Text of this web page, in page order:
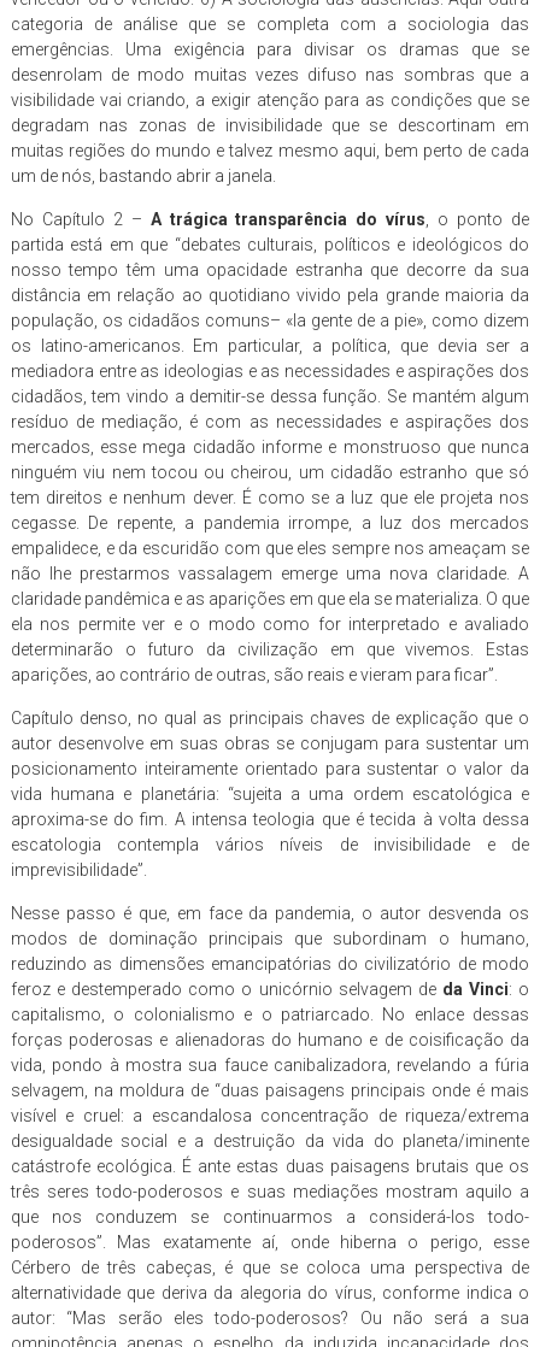
categoria de análise que se completa com a sociologia das
emergências. Uma exigência para divisar os dramas que se
desenrolam de modo muitas vezes difuso nas sombras que a
visibilidade vai criando, a exigir atenção para as condições que se
degradam nas zonas de invisibilidade que se descortinam em
muitas regiões do mundo e talvez mesmo aqui, bem perto de cada
um de nós, bastando abrir a janela.
No Capítulo 2 – A trágica transparência do vírus , o ponto de
partida está em que “debates culturais, políticos e ideológicos do
nosso tempo têm uma opacidade estranha que decorre da sua
distância em relação ao quotidiano vivido pela grande maioria da
população, os cidadãos comuns– «la gente de a pie», como dizem
os latino-americanos. Em particular, a política, que devia ser a
mediadora entre as ideologias e as necessidades e aspirações dos
cidadãos, tem vindo a demitir-se dessa função. Se mantém algum
resíduo de mediação, é com as necessidades e aspirações dos
mercados, esse mega cidadão informe e monstruoso que nunca
ninguém viu nem tocou ou cheirou, um cidadão estranho que só
tem direitos e nenhum dever. É como se a luz que ele projeta nos
cegasse. De repente, a pandemia irrompe, a luz dos mercados
empalidece, e da escuridão com que eles sempre nos ameaçam se
não lhe prestarmos vassalagem emerge uma nova claridade. A
claridade pandêmica e as aparições em que ela se materializa. O que
ela nos permite ver e o modo como for interpretado e avaliado
determinarão o futuro da civilização em que vivemos. Estas
aparições, ao contrário de outras, são reais e vieram para ficar”.
Capítulo denso, no qual as principais chaves de explicação que o
autor desenvolve em suas obras se conjugam para sustentar um
posicionamento inteiramente orientado para sustentar o valor da
vida humana e planetária: “sujeita a uma ordem escatológica e
aproxima-se do fim. A intensa teologia que é tecida à volta dessa
escatologia contempla vários níveis de invisibilidade e de
imprevisibilidade”.
Nesse passo é que, em face da pandemia, o autor desvenda os
modos de dominação principais que subordinam o humano,
reduzindo as dimensões emancipatórias do civilizatório de modo
feroz e destemperado como o unicórnio selvagem de da Vinci: o
capitalismo, o colonialismo e o patriarcado. No enlace dessas
forças poderosas e alienadoras do humano e de coisificação da
vida, pondo à mostra sua fauce canibalizadora, revelando a fúria
selvagem, na moldura de “duas paisagens principais onde é mais
visível e cruel: a escandalosa concentração de riqueza/extrema
desigualdade social e a destruição da vida do planeta/iminente
catástrofe ecológica. É ante estas duas paisagens brutais que os
três seres todo-poderosos e suas mediações mostram aquilo a
que nos conduzem se continuarmos a considerá-los todo-
poderosos”. Mas exatamente aí, onde hiberna o perigo, esse
Cérbero de três cabeças, é que se coloca uma perspectiva de
alternatividade que deriva da alegoria do vírus, conforme indica o
autor: “Mas serão eles todo-poderosos? Ou não será a sua
omnipotência apenas o espelho da induzida incapacidade dos